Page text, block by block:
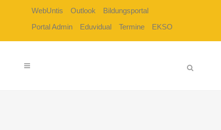
WebUntis Outlook
Bildungsportal
Portal Admin
Eduvidual Termine EKSO